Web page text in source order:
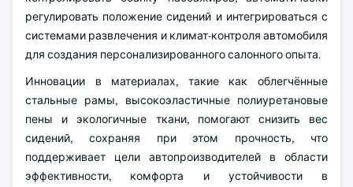
регулировать положение сидений и интегрироваться с
системами развлечения и климат-контроля автомобиля
для создания персонализированного салонного опыта.
Инновации в материалах, такие как облегчённые
стальные рамы, высокоэластичные полиуретановые
пены и экологичные ткани, помогают снизить вес
сидений, сохраняя при этом прочность, что
поддерживает цели автопроизводителей в области
эффективности, комфорта и устойчивости в